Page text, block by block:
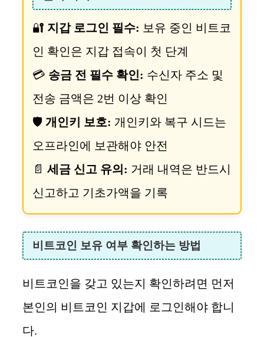
🔐 지갑 로그인 필수: 보유 중인 비트코
인 확인은 지갑 접속이 첫 단계
💳 송금 전 필수 확인: 수신자 주소 및
전송 금액은 2번 이상 확인
🛡️ 개인키 보호: 개인키와 복구 시드는
오프라인에 보관해야 안전
📄 세금 신고 유의: 거래 내역은 반드시
신고하고 기초가액을 기록
비트코인 보유 여부 확인하는 방법
비트코인을 갖고 있는지 확인하려면 먼저
본인의 비트코인 지갑에 로그인해야 합니
다.